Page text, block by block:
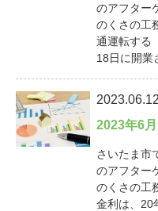
のアフター
のくさの工
通運転する
18日に開業
2023.06.12
2023年6
さいたま市
のアフター
のくさの工
金利は、20